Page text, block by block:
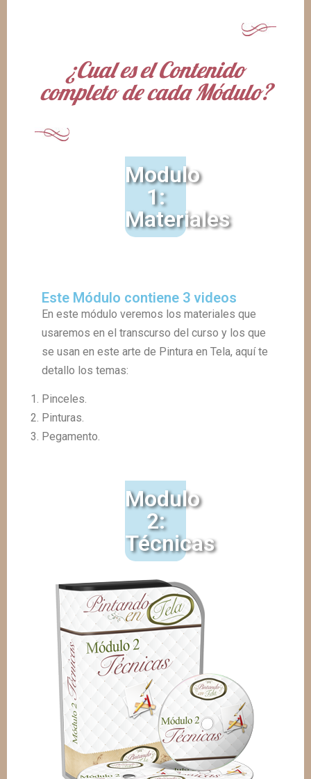
¿Cual es el Contenido
completo de cada Módulo?
Modulo
1:
Materiales
Este Módulo contiene 3 videos
En este módulo veremos los materiales que
usaremos en el transcurso del curso y los que
se usan en este arte de Pintura en Tela, aquí te
detallo los temas:
Pinceles.
Pinturas.
Pegamento.
Modulo
2:
Técnicas